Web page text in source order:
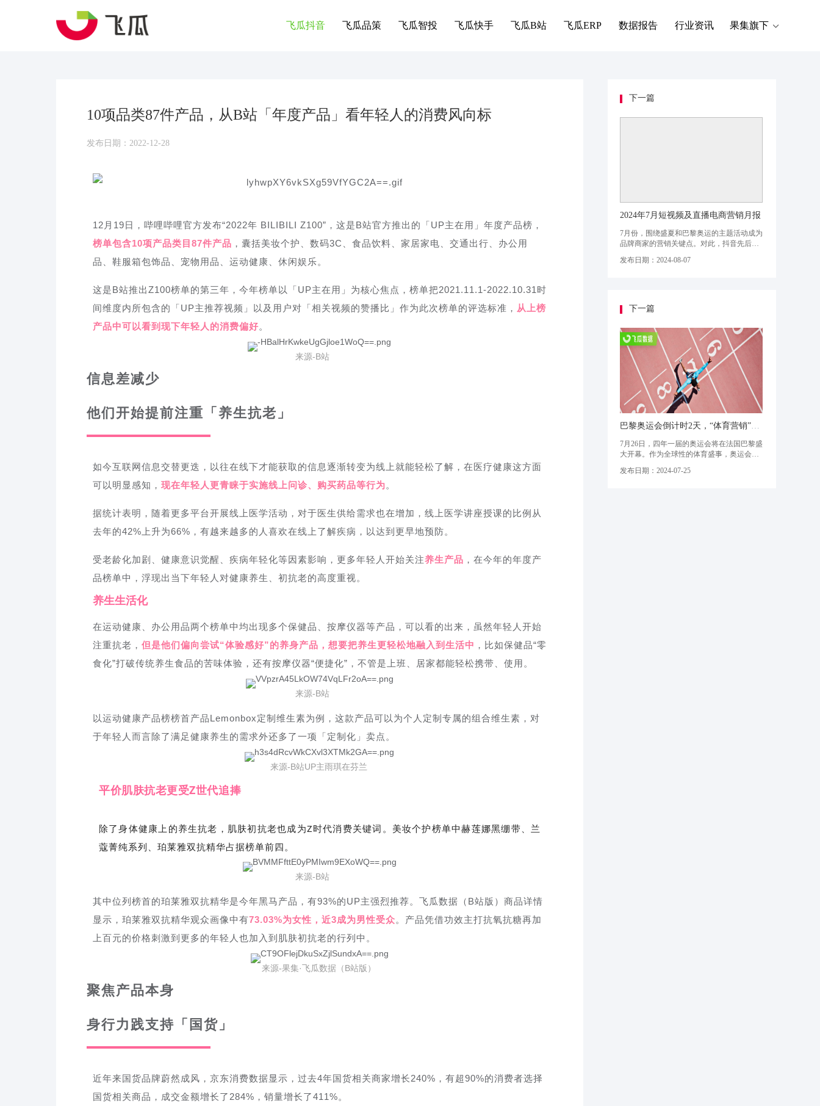
飞瓜抖音 飞瓜品策 飞瓜智投 飞瓜快手 飞瓜B站 飞瓜ERP 数据报告 行业资讯 果集旗下
10项品类87件产品，从B站「年度产品」看年轻人的消费风向标
发布日期：2022-12-28
12月19日，哔哩哔哩官方发布“2022年 BILIBILI Z100”，这是B站官方推出的「UP主在用」年度产品榜，
榜单包含10项产品类目87件产品 ，囊括美妆个护、数码3C、食品饮料、家居家电、交通出行、办公用
品、鞋服箱包饰品、宠物用品、运动健康、休闲娱乐。
这是B站推出Z100榜单的第三年，今年榜单以「UP主在用」为核心焦点，榜单把2021.11.1-2022.10.31时
间维度内所包含的「UP主推荐视频」以及用户对「相关视频的赞播比」作为此次榜单的评选标准， 从上榜
产品中可以看到现下年轻人的消费偏好。
来源-B站
信息差减少
他们开始提前注重「养生抗老」
如今互联网信息交替更迭，以往在线下才能获取的信息逐渐转变为线上就能轻松了解，在医疗健康这方面
可以明显感知， 现在年轻人更青睐于实施线上问诊、购买药品等行为。
据统计表明，随着更多平台开展线上医学活动，对于医生供给需求也在增加，线上医学讲座授课的比例从
去年的42%上升为66%，有越来越多的人喜欢在线上了解疾病，以达到更早地预防。
受老龄化加剧、健康意识觉醒、疾病年轻化等因素影响，更多年轻人开始关注养生产品 ，在今年的年度产
品榜单中，浮现出当下年轻人对健康养生、初抗老的高度重视。
养生生活化
在运动健康、办公用品两个榜单中均出现多个保健品、按摩仪器等产品，可以看的出来，虽然年轻人开始
注重抗老， 但是他们偏向尝试“体验感好”的养身产品，想要把养生更轻松地融入到生活中 ，比如保健品“零
食化”打破传统养生食品的苦味体验，还有按摩仪器“便捷化”，不管是上班、居家都能轻松携带、使用。
来源-B站
以运动健康产品榜榜首产品Lemonbox定制维生素为例，这款产品可以为个人定制专属的组合维生素，对
于年轻人而言除了满足健康养生的需求外还多了一项「定制化」卖点。
来源-B站UP主雨琪在芬兰
平价肌肤抗老更受Z世代追捧
除了身体健康上的养生抗老，肌肤初抗老也成为Z时代消费关键词。美妆个护榜单中赫莲娜黑绷带、兰
蔻菁纯系列、珀莱雅双抗精华占据榜单前四。
来源-B站
其中位列榜首的珀莱雅双抗精华是今年黑马产品，有93%的UP主强烈推荐。飞瓜数据（B站版）商品详情
显示，珀莱雅双抗精华观众画像中有73.03%为女性，近3成为男性受众。产品凭借功效主打抗氧抗糖再加
上百元的价格刺激到更多的年轻人也加入到肌肤初抗老的行列中。
来源-果集·飞瓜数据（B站版）
聚焦产品本身
身行力践支持「国货」
近年来国货品牌蔚然成风，京东消费数据显示，过去4年国货相关商家增长240%，有超90%的消费者选择
国货相关商品，成交金额增长了284%，销量增长了411%。
下一篇
2024年7月短视频及直播电商营销月报
7月份，围绕盛夏和巴黎奥运的主题活动成为
品牌商家的营销关键点。对此，抖音先后推
节」、「热力先锋季」等特色活动，为本月
发，还通过打造#法式尤莱特 等热点话
发布日期：2024-08-07
下一篇
巴黎奥运会倒计时2天，“体育营销”如何玩出新花样？
7月26日，四年一届的奥运会将在法国巴黎盛
大开幕。作为全球性的体育盛事，奥运会向
抖音平台，“巴黎奥运会已售约900万张门
发布日期：2024-07-25